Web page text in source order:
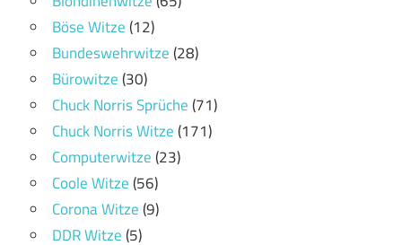
Böse Witze(12)
Bundeswehrwitze(28)
Bürowitze(30)
Chuck Norris Sprüche(71)
Chuck Norris Witze(171)
Computerwitze(23)
Coole Witze(56)
Corona Witze(9)
DDR Witze(5)